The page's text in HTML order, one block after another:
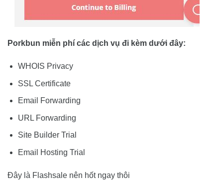
Porkbun miễn phí các dịch vụ đi kèm dưới đây:
WHOIS Privacy
SSL Certificate
Email Forwarding
URL Forwarding
Site Builder Trial
Email Hosting Trial
Đây là Flashsale nên hốt ngay thôi